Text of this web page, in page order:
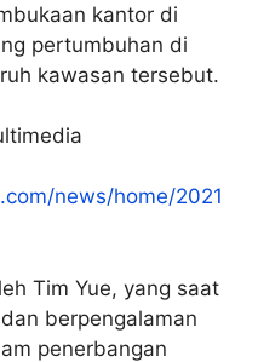
kantor di
pertumbuhan di
kawasan tersebut.
news/home/2021
Tim Yue, yang saat
berpengalaman
penerbangan